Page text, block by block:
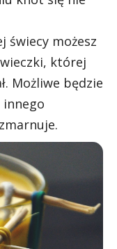
świecy możesz
której
Możliwe będzie